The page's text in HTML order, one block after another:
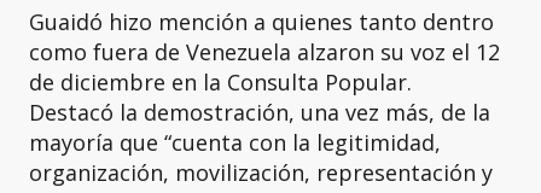
Guaidó hizo mención a quienes tanto dentro
como fuera de Venezuela alzaron su voz el 12
de diciembre en la Consulta Popular.
Destacó la demostración, una vez más, de la
mayoría que “cuenta con la legitimidad,
organización, movilización, representación y